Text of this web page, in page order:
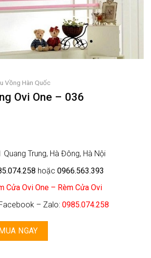
Vồng Hàn Quốc
Ovi One – 036
Trung, Hà Đông, Hà Nội
hoặc 0966.563.393
Cửa Ovi One – Rèm Cửa Ovi
– Zalo: 0985.074.258
One - 036 số lượng
NGAY